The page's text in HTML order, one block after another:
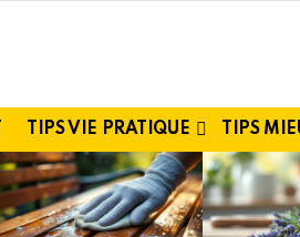
TIPS VIE PRATIQUE TIPS